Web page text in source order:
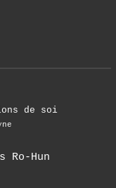
de soi
Ro-Hun